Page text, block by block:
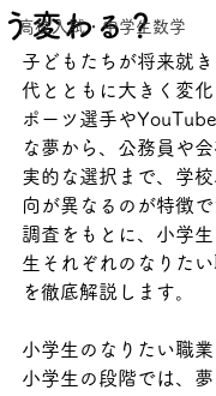
高校入試・中学生数学
う変わる？
子どもたちが将来就
代とともに大きく変
ポーツ選手や
な夢から、公務員や
実的な選択まで、学
向が異なるのが特徴
調査をもとに、小学
生それぞれのなりた
を徹底解説します。
小学生のなりたい職
小学生の段階では、